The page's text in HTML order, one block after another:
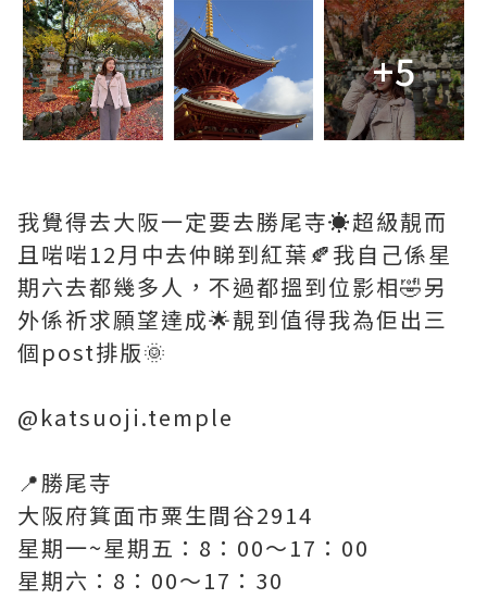
+5
我覺得去大阪一定要去勝尾寺☀️超級靚而
且啱啱12月中去仲睇到紅葉🍂我自己係星
期六去都幾多人，不過都搵到位影相🤣另
外係祈求願望達成🌟靚到值得我為佢出三
個post排版🌞
@katsuoji.temple
📍勝尾寺
大阪府箕面市粟生間谷2914
星期一~星期五：8：00〜17：00
星期六：8：00〜17：30